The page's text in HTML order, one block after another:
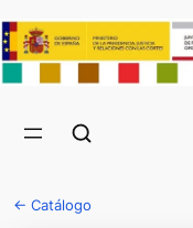
← Catálogo